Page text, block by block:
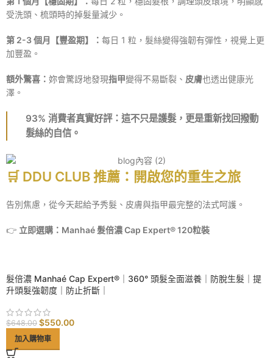
受洗頭、梳頭時的掉髮量減少。
第 2-3 個月【豐盈期】： 每日 1 粒，髮絲變得強韌有彈性，視覺上更
加豐盈。
額外驚喜： 妳會驚訝地發現指甲變得不易斷裂、 皮膚也透出健康光
澤。
93% 消費者真實好評：這不只是護髮，更是重新找回撥動
髮絲的自信。
🛒 DDU CLUB 推薦：開啟您的重生之旅
告別焦慮，從今天起給予秀髮、皮膚與指甲最完整的法式呵護。
👉 立即選購：Manhaé 髮倍濃 Cap Expert® 120粒裝
髮倍濃 Manhaé Cap Expert®｜360° 頭髮全面滋養｜防脫生髮｜提
升頭髮強韌度｜防止折斷｜
$648.00 $550.00
加入購物車